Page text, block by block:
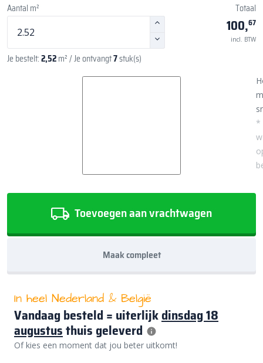
Aantal m²
Je bestelt:2,52m²/ Je ontvangt7stuk(s)
Totaal
100,67
incl. BTW
*
Toevoegen aan vrachtwagen
Maak compleet
In heel Nederland & België
Vandaag besteld = uiterlijkdinsdag 18
augustusthuis geleverd
Of kies een moment dat jou beter uitkomt!